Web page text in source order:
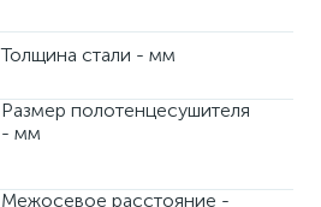
Толщина стали - мм
Размер полотенцесушителя
- мм
Межосевое расстояние -